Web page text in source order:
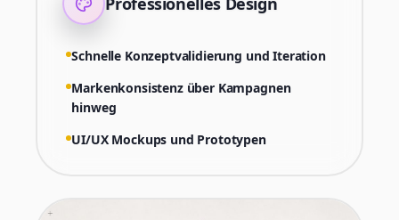
Schnelle Konzeptvalidierung und Iteration
Markenkonsistenz über Kampagnen
hinweg
UI/UX Mockups und Prototypen